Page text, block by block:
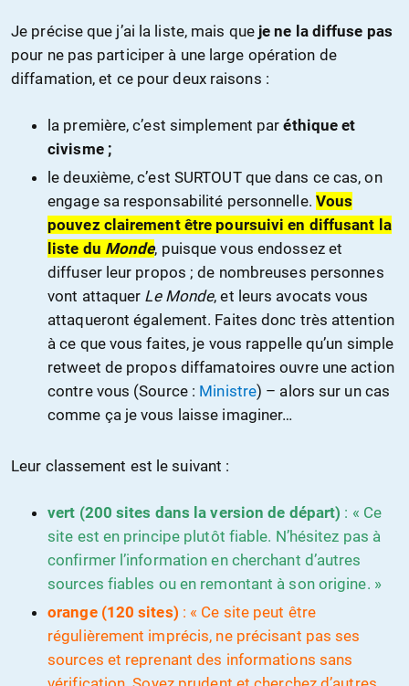
Je précise que j’ai la liste, mais que je ne la diffuse pas
pour ne pas participer à une large opération de
diffamation, et ce pour deux raisons :
la première, c’est simplement paréthique et
civisme ;
le deuxième, c’est SURTOUT que dans ce cas, on
engage sa responsabilité personnelle. Vous
pouvez clairement être poursuivi en diffusant la
liste du Monde, puisque vous endossez et
diffuser leur propos ; de nombreuses personnes
vont attaquer Le Monde, et leurs avocats vous
attaqueront également. Faites donc très attention
à ce que vous faites, je vous rappelle qu’un simple
retweet de propos diffamatoires ouvre une action
contre vous (Source : Ministre) – alors sur un cas
comme ça je vous laisse imaginer…
Leur classement est le suivant :
vert (200 sites dans la version de départ) : « Ce
site est en principe plutôt fiable. N’hésitez pas à
confirmer l’information en cherchant d’autres
sources fiables ou en remontant à son origine. »
orange (120 sites) : « Ce site peut être
régulièrement imprécis, ne précisant pas ses
sources et reprenant des informations sans